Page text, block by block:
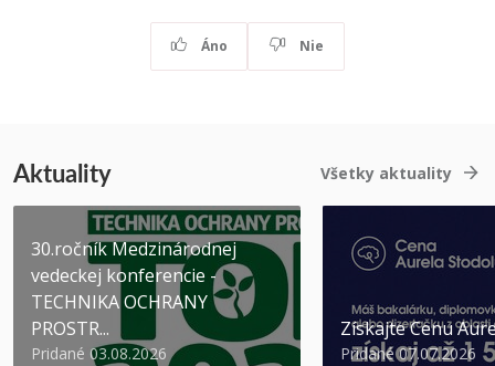
Áno Nie
Aktuality Všetky aktuality
30.ročník Medzinárodnej
vedeckej konferencie -
TECHNIKA OCHRANY
PROSTR...
Pridané 03.08.2026
Získajte Cenu
Pridané 07.07.2026